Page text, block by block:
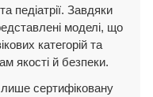
педіатрії. Завдяки
моделі, що
категорій та
якості й безпеки.
сертифіковану